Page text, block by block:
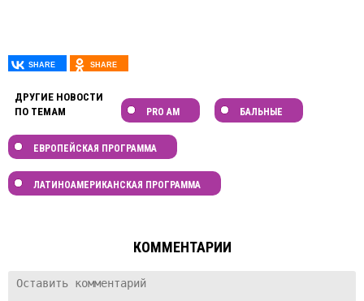
ДРУГИЕ НОВОСТИ
ПО ТЕМАМ
PRO AM БАЛЬНЫЕ
ЕВРОПЕЙСКАЯ ПРОГРАММА
ЛАТИНОАМЕРИКАНСКАЯ ПРОГРАММА
КОММЕНТАРИИ